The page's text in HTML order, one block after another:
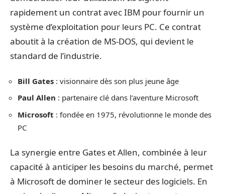
rapidement un contrat avec IBM pour fournir un
système d’exploitation pour leurs PC. Ce contrat
aboutit à la création de MS-DOS, qui devient le
standard de l’industrie.
Bill Gates : visionnaire dès son plus jeune âge
Paul Allen : partenaire clé dans l’aventure Microsoft
Microsoft : fondée en 1975, révolutionne le monde des
PC
La synergie entre Gates et Allen, combinée à leur
capacité à anticiper les besoins du marché, permet
à Microsoft de dominer le secteur des logiciels. En